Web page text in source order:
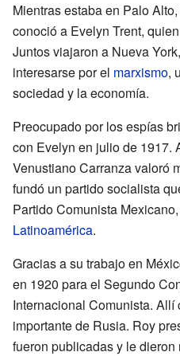
Mientras estaba en Palo
conoció a Evelyn Trent,
Juntos viajaron a Nueva
interesarse por el marxismo,
sociedad y la economía.
Preocupado por los espías
con Evelyn en julio de 1917.
Venustiano Carranza valoró
fundó un partido socialista
Partido Comunista
Latinoamérica.
Gracias a su trabajo en
en 1920 para el Segundo
Internacional Comunista. Allí
importante de Rusia. Roy
fueron publicadas y le